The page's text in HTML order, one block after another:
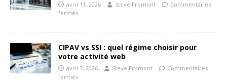
avril 11, 2026 Steve Fromont
Commentaires
fermés
CIPAV vs SSI : quel régime choisir pour
votre activité web
avril 7, 2026 Steve Fromont
Commentaires
fermés